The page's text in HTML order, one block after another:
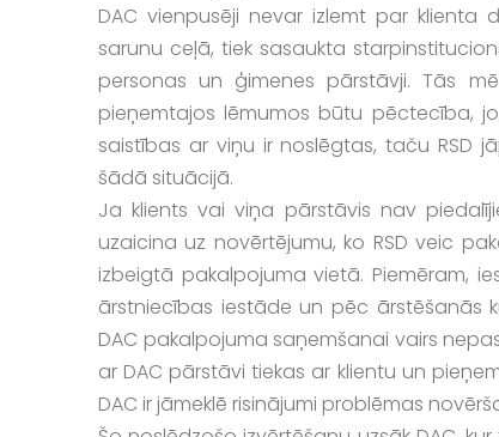
DAC vienpusēji nevar izlemt par klienta
sarunu ceļā, tiek sasaukta
personas un ģimenes pārstāvji. Tās
pieņemtajos lēmumos būtu pēctecība,
saistības ar viņu ir noslēgtas, taču RSD
šādā situācijā.
Ja klients vai viņa pārstāvis nav
uzaicina uz novērtējumu, ko RSD veic
izbeigtā pakalpojuma vietā. Piemēram,
ārstniecības iestāde un pēc ārstēšanās
DAC pakalpojuma saņemšanai vairs
ar DAC pārstāvi tiekas ar klientu un
DAC ir jāmeklē risinājumi problēmas